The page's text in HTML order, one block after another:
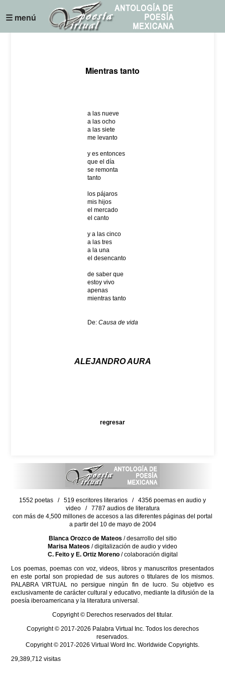
☰ menú
Mientras tanto
a las nueve
a las ocho
a las siete
me levanto
y es entonces
que el día
se remonta
tanto
los pájaros
mis hijos
el mercado
el canto
y a las cinco
a las tres
a la una
el desencanto
de saber que
estoy vivo
apenas
mientras tanto
De: Causa de vida
ALEJANDRO AURA
regresar
1552 poetas / 519 escritores literarios / 4356 poemas en audio y
video / 7787 audios de literatura
con más de 4,500 millones de accesos a las diferentes páginas del portal
a partir del 10 de mayo de 2004
Blanca Orozco de Mateos / desarrollo del sitio
Marisa Mateos / digitalización de audio y video
C. Feito y E. Ortiz Moreno/ colaboración digital
Los poemas, poemas con voz, videos, libros y manuscritos presentados
en este portal son propiedad de sus autores o titulares de los mismos.
PALABRA VIRTUAL no persigue ningún fin de lucro. Su objetivo es
exclusivamente de carácter cultural y educativo, mediante la difusión de la
poesía iberoamericana y la literatura universal.
Copyright © Derechos reservados del titular.
Copyright © 2017-2026 Palabra Virtual Inc. Todos los derechos
reservados.
Copyright © 2017-2026 Virtual Word Inc. Worldwide Copyrights.
29,389,712 visitas